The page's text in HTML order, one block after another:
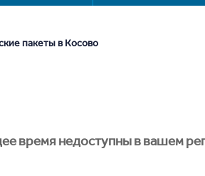
пакеты в Косово
время недоступны в вашем